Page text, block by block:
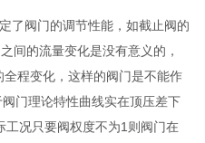
了阀门的调节性能，如截止阀的
间的流量变化是没有意义的，
程变化，这样的阀门是不能作
门理论特性曲线实在顶压差下
工况只要阀权度不为1则阀门在